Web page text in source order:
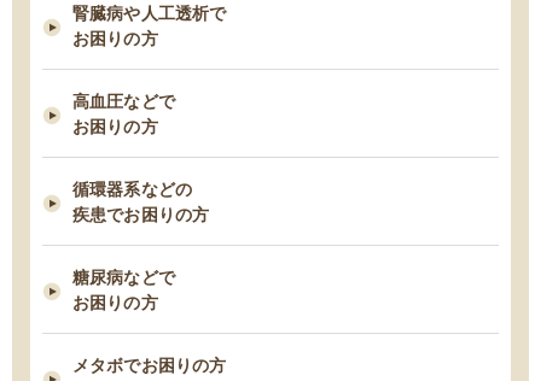
2026/01/21
雪による遅延のご案内
2026/01/13
MFSお試しセットの締め切り日時変更について
2025/11/18
11/18 臨時休業のお知らせ
腎臓病や人工透析で
お困りの方
高血圧などで
お困りの方
循環器系などの
疾患でお困りの方
糖尿病などで
お困りの方
メタボでお困りの方